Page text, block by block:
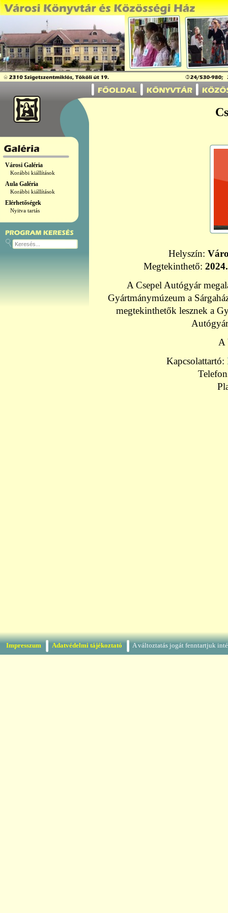
Városi Galéria
Korábbi kiállítások
Aula Galéria
Korábbi kiállítások
Elérhetőségek
Nyitva tartás
Helyszín:
Megtekinthető:
A Csepel Autógyár
Gyártmánymúzeum a
megtekinthetők lesznek a
A
Kapcsolattartó:
Impresszum Adatvédelmi tájékoztató A változtatás jogát fenntartjuk